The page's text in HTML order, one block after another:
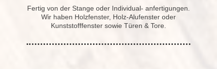
Fertig von der Stange oder Individual- anfertigungen.
Wir haben Holzfenster, Holz-Alufenster oder
Kunststofffenster sowie Türen & Tore.